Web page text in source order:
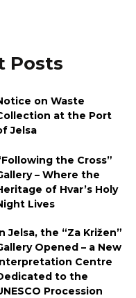
Posts
on Waste
at the Port
Jelsa
the Cross”
– Where the
of Hvar’s Holy
Lives
Jelsa, the “Za Križen”
Opened – a New
Centre
to the
Procession